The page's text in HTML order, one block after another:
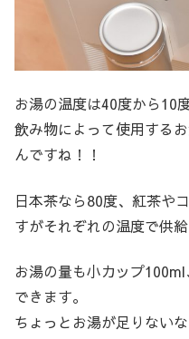
お湯の温度は40度から10
飲み物によって使用する
んですね！！
日本茶なら80度、紅茶や
すがそれぞれの温度で供
お湯の量も小カップ
できます。
ちょっとお湯が足りない